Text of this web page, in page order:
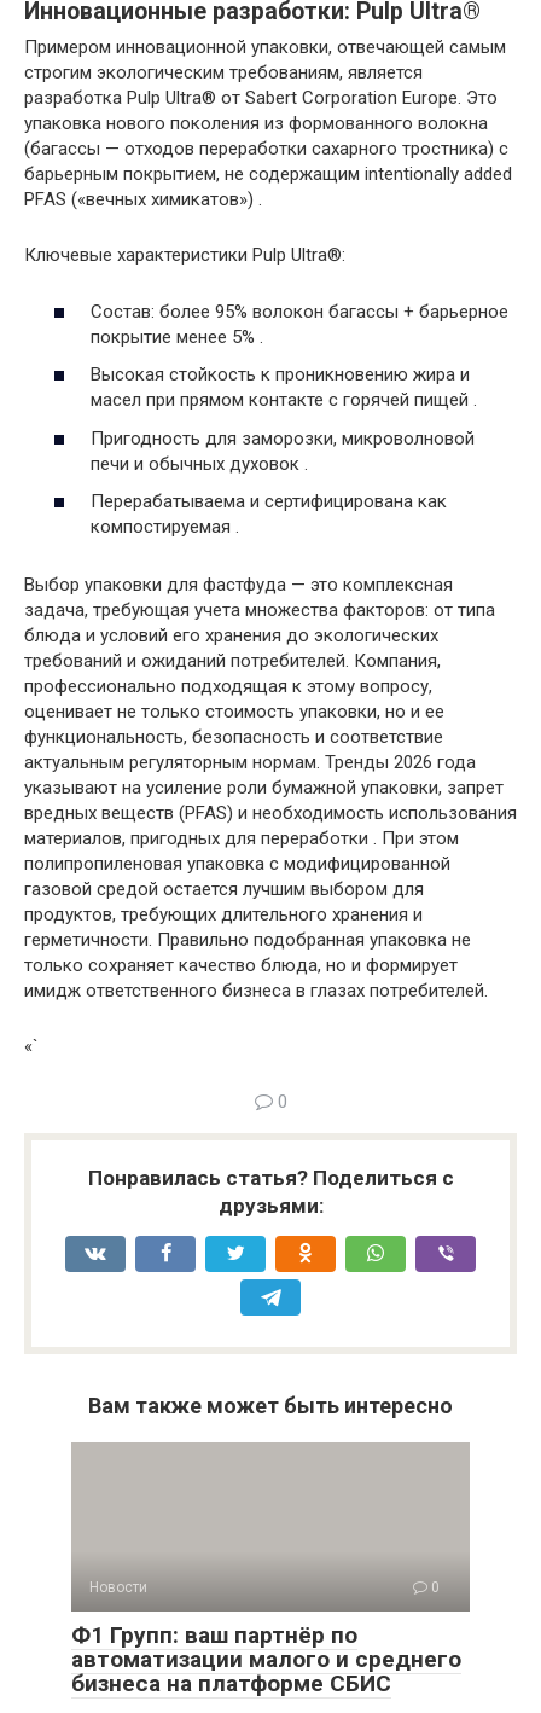
Инновационные разработки: Pulp Ultra®
Примером инновационной упаковки, отвечающей самым
строгим экологическим требованиям, является
разработка Pulp Ultra® от Sabert Corporation Europe. Это
упаковка нового поколения из формованного волокна
(багассы — отходов переработки сахарного тростника) с
барьерным покрытием, не содержащим intentionally added
PFAS («вечных химикатов») .
Ключевые характеристики Pulp Ultra®:
Состав: более 95% волокон багассы + барьерное
покрытие менее 5% .
Высокая стойкость к проникновению жира и
масел при прямом контакте с горячей пищей .
Пригодность для заморозки, микроволновой
печи и обычных духовок .
Перерабатываема и сертифицирована как
компостируемая .
Выбор упаковки для фастфуда — это комплексная
задача, требующая учета множества факторов: от типа
блюда и условий его хранения до экологических
требований и ожиданий потребителей. Компания,
профессионально подходящая к этому вопросу,
оценивает не только стоимость упаковки, но и ее
функциональность, безопасность и соответствие
актуальным регуляторным нормам. Тренды 2026 года
указывают на усиление роли бумажной упаковки, запрет
вредных веществ (PFAS) и необходимость использования
материалов, пригодных для переработки . При этом
полипропиленовая упаковка с модифицированной
газовой средой остается лучшим выбором для
продуктов, требующих длительного хранения и
герметичности. Правильно подобранная упаковка не
только сохраняет качество блюда, но и формирует
имидж ответственного бизнеса в глазах потребителей.
«`
0
Понравилась статья? Поделиться с
друзьями:
Вам также может быть интересно
Новости 0
Ф1 Групп: ваш партнёр по
автоматизации малого и среднего
бизнеса на платформе СБИС